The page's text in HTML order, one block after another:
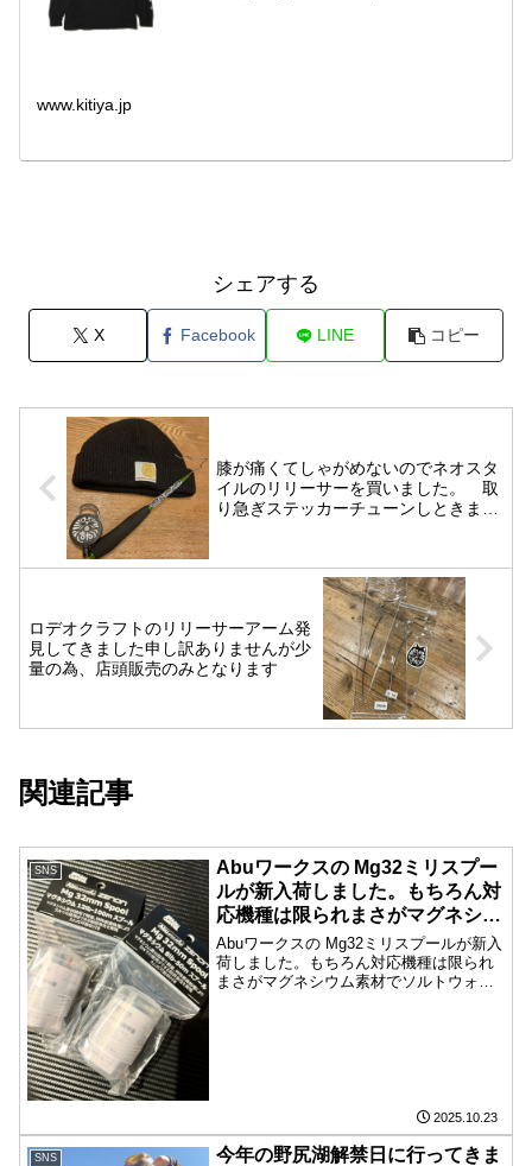
www.kitiya.jp
シェアする
X Facebook LINE コピー
膝が痛くてしゃがめないのでネオスタ
イルのリリーサーを買いました。 取
り急ぎステッカーチューンしときまし
す。
ロデオクラフトのリリーサーアーム発
見してきました申し訳ありませんが少
量の為、店頭販売のみとなります
関連記事
SNS
Abuワークスの Mg32ミリスプー
ルが新入荷しました。もちろん対
応機種は限られまさがマグネシウ
ム素材でソルトウォーター対応で
カム式動板付きです。タイプが2
種類ありますので対応幅が広いで
Abuワークスの Mg32ミリスプールが新入
荷しました。もちろん対応機種は限られ
まさがマグネシウム素材でソルトウォー
2025.10.23
SNS
今年の野尻湖解禁日に行ってきま